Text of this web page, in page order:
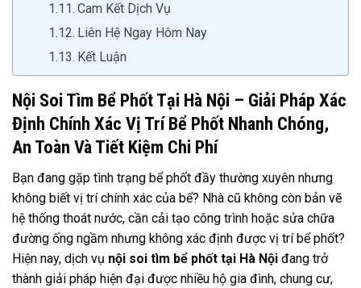
Cam Kết Dịch Vụ
Liên Hệ Ngay Hôm Nay
Kết Luận
Nội Soi Tìm Bể Phốt Tại Hà Nội – Giải Pháp Xác
Định Chính Xác Vị Trí Bể Phốt Nhanh Chóng,
An Toàn Và Tiết Kiệm Chi Phí
Bạn đang gặp tình trạng bể phốt đầy thường xuyên nhưng
không biết vị trí chính xác của bể? Nhà cũ không còn bản vẽ
hệ thống thoát nước, cần cải tạo công trình hoặc sửa chữa
đường ống ngầm nhưng không xác định được vị trí bể phốt?
Hiện nay, dịch vụ nội soi tìm bể phốt tại Hà Nội đang trở
thành giải pháp hiện đại được nhiều hộ gia đình, chung cư,